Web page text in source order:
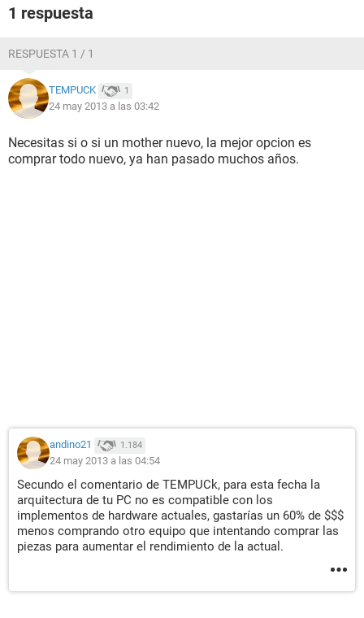
1 respuesta
RESPUESTA 1 / 1
TEMPUCK 1
24 may 2013 a las 03:42
Necesitas si o si un mother nuevo, la mejor opcion es
comprar todo nuevo, ya han pasado muchos años.
andino21 1.184
24 may 2013 a las 04:54
Secundo el comentario de TEMPUCk, para esta fecha la
arquitectura de tu PC no es compatible con los
implementos de hardware actuales, gastarías un 60% de $$$
menos comprando otro equipo que intentando comprar las
piezas para aumentar el rendimiento de la actual.